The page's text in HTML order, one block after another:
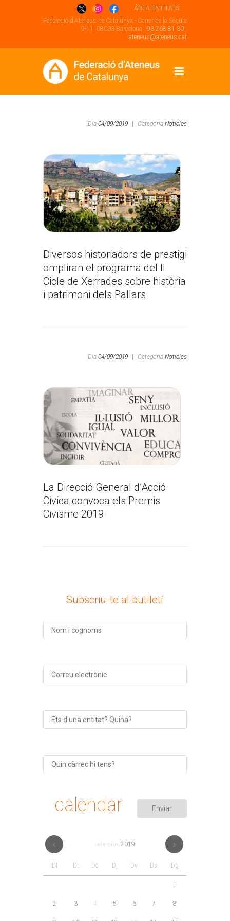
ÁREA ENTITATS
Federació d'Ateneus de Catalunya - Carrer de la Sèquia
9-11, 08003 Barcelona . 93 268 81 30 .
ateneus@ateneus.cat
Dia 04/09/2019 Categoria Notícies
Diversos historiadors de prestigi
ompliran el programa del II
Cicle de Xerrades sobre història
i patrimoni dels Pallars
Dia 04/09/2019 Categoria Notícies
La Direcció General d’Acció
Civica convoca els Premis
Civisme 2019
Subscriu-te al butlletí
calendar
setembre 2019
Dl Dt Dc Dj Dv Ds Dg
1
2 3 4 5 6 7 8